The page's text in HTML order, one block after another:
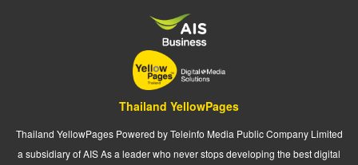
Thailand YellowPages
Thailand YellowPages Powered by Teleinfo Media Public Company Limited
a subsidiary of AIS As a leader who never stops developing the best digital